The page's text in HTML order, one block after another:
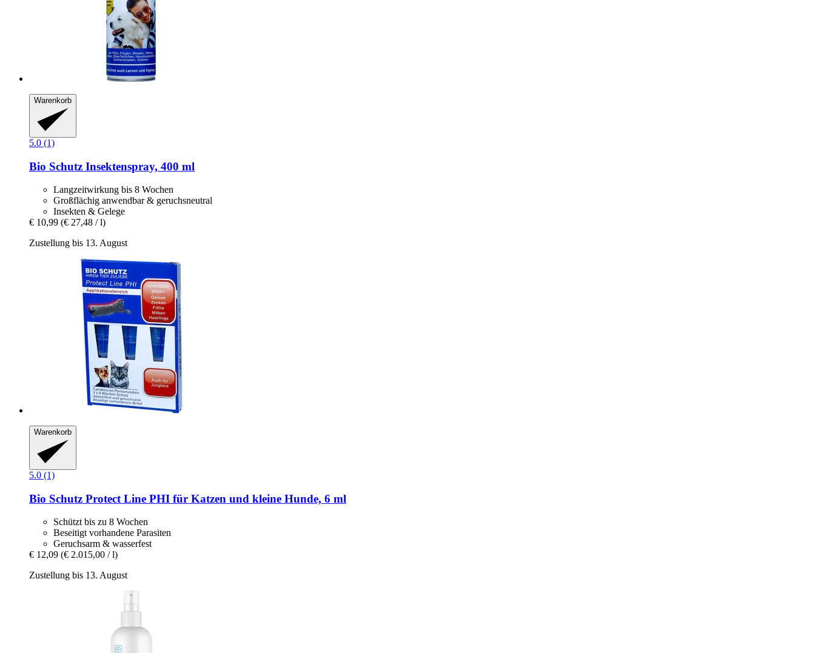
Warenkorb
5.0 (1)
Bio Schutz Insektenspray, 400 ml
Langzeitwirkung bis 8 Wochen
Großflächig anwendbar & geruchsneutral
Insekten & Gelege
€ 10,99 (€ 27,48 / l)
Zustellung bis 13. August
Warenkorb
5.0 (1)
Bio Schutz Protect Line PHI für Katzen und kleine Hunde, 6 ml
Schützt bis zu 8 Wochen
Beseitigt vorhandene Parasiten
Geruchsarm & wasserfest
€ 12,09 (€ 2.015,00 / l)
Zustellung bis 13. August